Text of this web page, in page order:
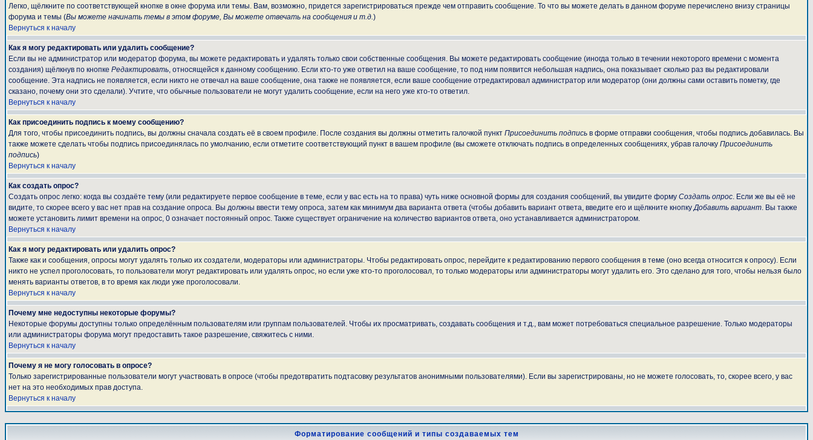
Легко, щёлкните по соответствующей кнопке в окне форума или темы. Вам, возможно, придется зарегистрироваться прежде чем отправить сообщение. То что вы можете делать в данном форуме перечислено внизу страницы
форума и темы (Вы можете начинать темы в этом форуме, Вы можете отвечать на сообщения и т.д.)
Вернуться к началу
Как я могу редактировать или удалить сообщение?
Если вы не администратор или модератор форума, вы можете редактировать и удалять только свои собственные сообщения. Вы можете редактировать сообщение (иногда только в течении некоторого времени с момента
создания) щёлкнув по кнопке Редактировать, относящейся к данному сообщению. Если кто-то уже ответил на ваше сообщение, то под ним появится небольшая надпись, она показывает сколько раз вы редактировали
сообщение. Эта надпись не появляется, если никто не отвечал на ваше сообщение, она также не появляется, если ваше сообщение отредактировал администратор или модератор (они должны сами оставить пометку, где
сказано, почему они это сделали). Учтите, что обычные пользователи не могут удалить сообщение, если на него уже кто-то ответил.
Вернуться к началу
Как присоединить подпись к моему сообщению?
Для того, чтобы присоединить подпись, вы должны сначала создать её в своем профиле. После создания вы должны отметить галочкой пункт Присоединить подпись в форме отправки сообщения, чтобы подпись добавилась. Вы
также можете сделать чтобы подпись присоединялась по умолчанию, если отметите соответствующий пункт в вашем профиле (вы сможете отключать подпись в определенных сообщениях, убрав галочку Присоединить
подпись)
Вернуться к началу
Как создать опрос?
Создать опрос легко: когда вы создаёте тему (или редактируете первое сообщение в теме, если у вас есть на то права) чуть ниже основной формы для создания сообщений, вы увидите форму Создать опрос. Если же вы её не
видите, то скорее всего у вас нет прав на создание опроса. Вы должны ввести тему опроса, затем как минимум два варианта ответа (чтобы добавить вариант ответа, введите его и щёлкните кнопкуДобавить вариант. Вы также
можете установить лимит времени на опрос, 0 означает постоянный опрос. Также существует ограничение на количество вариантов ответа, оно устанавливается администратором.
Вернуться к началу
Как я могу редактировать или удалить опрос?
Также как и сообщения, опросы могут удалять только их создатели, модераторы или администраторы. Чтобы редактировать опрос, перейдите к редактированию первого сообщения в теме (оно всегда относится к опросу). Если
никто не успел проголосовать, то пользователи могут редактировать или удалять опрос, но если уже кто-то проголосовал, то только модераторы или администраторы могут удалить его. Это сделано для того, чтобы нельзя было
менять варианты ответов, в то время как люди уже проголосовали.
Вернуться к началу
Почему мне недоступны некоторые форумы?
Некоторые форумы доступны только определённым пользователям или группам пользователей. Чтобы их просматривать, создавать сообщения и т.д., вам может потребоваться специальное разрешение. Только модераторы
или администраторы форума могут предоставить такое разрешение, свяжитесь с ними.
Вернуться к началу
Почему я не могу голосовать в опросе?
Только зарегистрированные пользователи могут участвовать в опросе (чтобы предотвратить подтасовку результатов анонимными пользователями). Если вы зарегистрированы, но не можете голосовать, то, скорее всего, у вас
нет на это необходимых прав доступа.
Вернуться к началу
Форматирование сообщений и типы создаваемых тем